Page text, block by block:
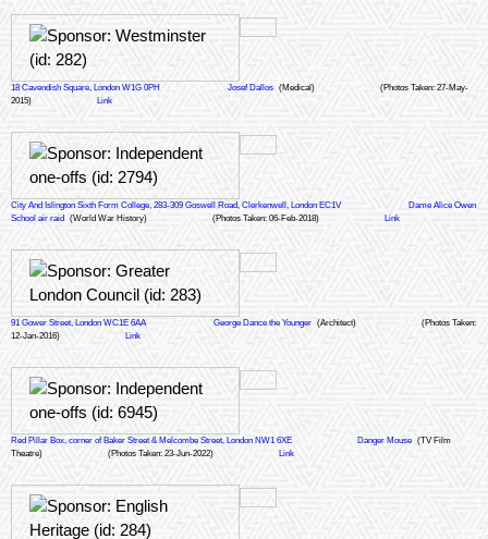
18 Cavendish Square, London W1G 0PH Josef Dallos (Medical)
(Photos Taken: 27-May-
2015)
Link
City And Islington Sixth Form College, 283-309 Goswell Road, Clerkenwell, London EC1V
Dame Alice Owen
School air raid
(World War History) (Photos Taken: 06-Feb-2018) Link
91 Gower Street, London WC1E 6AA George Dance the Younger (Architect)
(Photos Taken:
12-Jan-2016)
Link
Red Pillar Box, corner of Baker Street & Melcombe Street, London NW1 6XE Danger Mouse (TV Film
Theatre)
(Photos Taken: 23-Jun-2022) Link